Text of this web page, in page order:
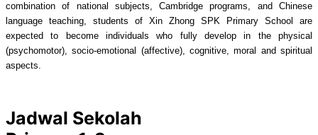
combination of national subjects, Cambridge programs, and Chinese
language teaching, students of Xin Zhong SPK Primary School are
expected to become individuals who fully develop in the physical
(psychomotor), socio-emotional (affective), cognitive, moral and spiritual
aspects.
Jadwal Sekolah